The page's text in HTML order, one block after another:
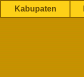
Kabupaten